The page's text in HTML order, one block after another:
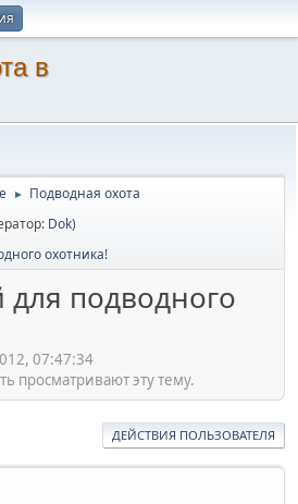
в
► Подводная охота
Dok)
охотника!
подводного
07:47:34
просматривают эту тему.
ДЕЙСТВИЯ ПОЛЬЗОВАТЕЛЯ